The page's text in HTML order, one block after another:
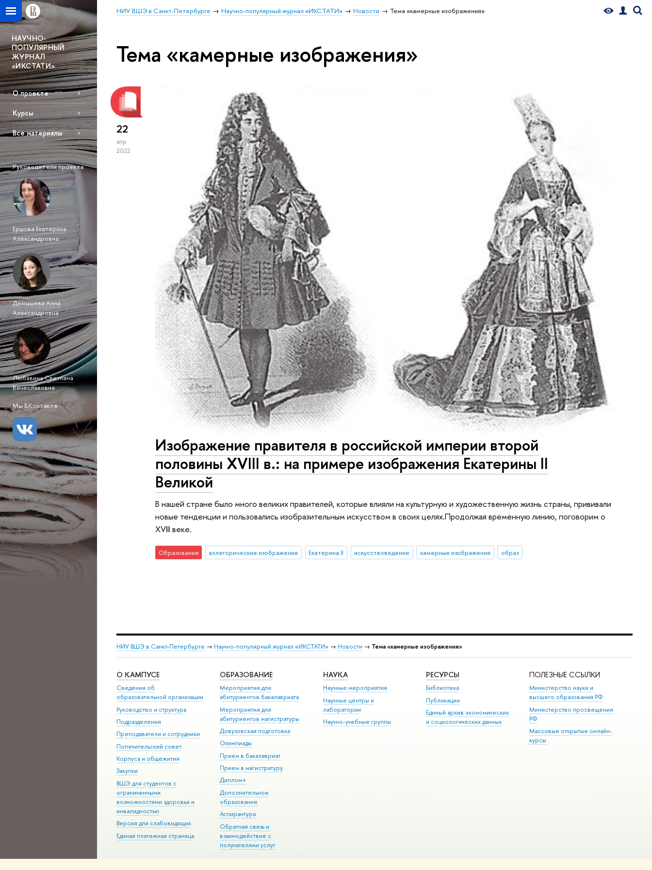
НИУ ВШЭ в Санкт-Петербурге Научно-популярный журнал «ИКСТАТИ» Новости Тема «камерные изображения»
НАУЧНО-
ПОПУЛЯРНЫЙ
ЖУРНАЛ
«ИКСТАТИ»
О проекте
Курсы
Все материалы
Руководители проекта
Ершова Екатерина
Александровна
Демышева Анна
Александровна
Любавина Светлана
Вячеславовна
Мы ВКонтакте
Тема «камерные изображения»
22
апр
2022
Изображение правителя в российской империи второй
половины XVIII в.: на примере изображения Екатерины II
Великой
В нашей стране было много великих правителей, которые влияли на культурную и художественную жизнь страны, прививали
новые тенденции и пользовались изобразительным искусством в своих целях.Продолжая временную линию, поговорим о
XVIII веке.
Образование аллегорические изображения Екатерина II искусствоведение камерные изображения образ
НИУ ВШЭ в Санкт-Петербурге → Научно-популярный журнал «ИКСТАТИ» → Новости → Тема «камерные изображения»
О КАМПУСЕ
Сведения об
образовательной организации
Руководство и структура
Подразделения
Преподаватели и сотрудники
Попечительский совет
Корпуса и общежития
Закупки
ВШЭ для студентов с
ограниченными
возможностями здоровья и
инвалидностью
Версия для слабовидящих
Единая платежная страница
ОБРАЗОВАНИЕ
Мероприятия для
абитуриентов бакалавриата
Мероприятия для
абитуриентов магистратуры
Довузовская подготовка
Олимпиады
Прием в бакалавриат
Прием в магистратуру
Диплом+
Дополнительное
образование
Аспирантура
Обратная связь и
взаимодействие с
получателями услуг
НАУКА
Научные мероприятия
Научные центры и
лаборатории
Научно-учебные группы
РЕСУРСЫ
Библиотека
Публикации
Единый архив экономических
и социологических данных
ПОЛЕЗНЫЕ ССЫЛКИ
Министерство науки и
высшего образования РФ
Министерство просвещения
РФ
Массовые открытые онлайн-
курсы